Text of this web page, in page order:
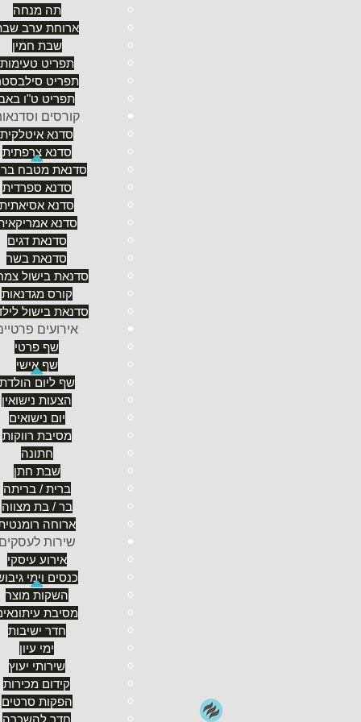
תה מנחה
ארוחת ערב
שבת חמין
תפריט טעימות
תפריט
תפריט ט"ו באב
קורסים
סדנא איטלקית
סדנא צרפתית
סדנאת מטבח
סדנא ספרדית
סדנא אסיאתית
סדנא
סדנאת דגים
סדנאת בשר
סדנאת בישול
קורס מגדנאות
סדנאת בישול
אירועים
שף פרטי
שף אישי
שף ליום הולדת
הצעות נישואין
יום נישואים
מסיבת רווקות
חתונה
שבת חתן
ברית / בריתה
בר / בת מצווה
ארוחה
שירות לעסקים
אירוע עיסקי
כנסים וימי
השקות מוצר
מסיבת
חדר ישיבות
ימי עיון
שירותי יעוץ
קידום מכירות
הפקות סרטים
חדר להשכרה
השף - ארז שטרן הוא באמת הפיתרון
המלצות של השף ארז שטרן לדברים שהופכים ארוחה
רומנטי
... כמו בשיר של בארי
שאם אתם במצב רוח רומנטי, כמעט כל לוקיישן
מוסיקה טובה ושרות מפנק יתאים יותר מאשר שוק
המדבר יכול להיות רומנטי. לכן זה מאוד תלוי בזוג,
לעומת זאת - על צד השלילה: גם המסעדה הרומנטית
את העבודה בהצלת המצב-אם הזוגיות שלכם בדיוק
לצעירים האורבנים של היום יש דרישות גבוהות. ולכן
בתל אביב כמרכז אורבני
לתל אביב רבתי. רמת גן מבחינתם, לא יכולה להיות
למרבה הצער אין בארץ מסעדות רומנטיות טובות על
כן יש לנו פה? יש מעט מאוד מקומות לאירועים קטנים
שמקפיד על בחירת מיקום ועל עיצוב מושלם
שפועל היטב על נפש רומנטית ורגשנית. לפעמים צריך
אין עוררין על כך שמסעדה קטנה עם קירות
מסעדת ענק במבנה הייטקי באזור תעשיה. צבעים
ואור נרות - תמיד עושים את העבודה. אך היזהרו
ובהתאמה למזג האויר. שוכני ההרים
בשכבות. כיוון שלהיסחב ולהוריד שכבות קל יותר
באוטו איזה סוודר קל או מעיל דק (כמו בעונות